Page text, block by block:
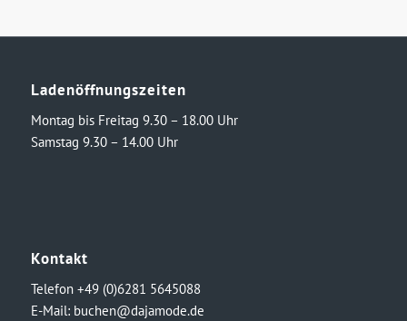
Ladenöffnungszeiten
Montag bis Freitag 9.30 – 18.00 Uhr
Samstag 9.30 – 14.00 Uhr
Kontakt
Telefon +49 (0)6281 5645088
E-Mail: buchen@dajamode.de